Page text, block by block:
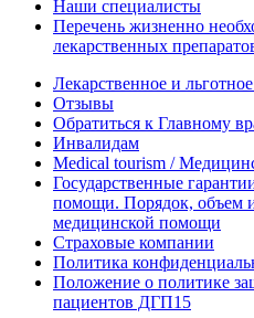
Наши специалисты
Перечень жизненно
лекарственных
Лекарственное и
Отзывы
Обратиться к Главному
Инвалидам
Medical tourism /
Государственные
помощи. Порядок, объем
медицинской помощи
Страховые компании
Политика
Положение о политике
пациентов ДГП15